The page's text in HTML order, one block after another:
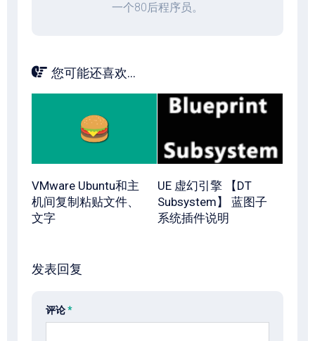
一个80后程序员。
您可能还喜欢...
VMware Ubuntu和主
机间复制粘贴文件、
文字
UE 虚幻引擎 【DT
Subsystem】 蓝图子
系统插件说明
发表回复
评论*